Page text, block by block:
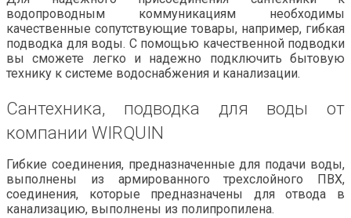
водопроводным коммуникациям необходимы
качественные сопутствующие товары, например, гибкая
подводка для воды. С помощью качественной подводки
вы сможете легко и надежно подключить бытовую
технику к системе водоснабжения и канализации.
Сантехника, подводка для воды от
компании WIRQUIN
Гибкие соединения, предназначенные для подачи воды,
выполнены из армированного трехслойного ПВХ,
соединения, которые предназначены для отвода в
канализацию, выполнены из полипропилена.